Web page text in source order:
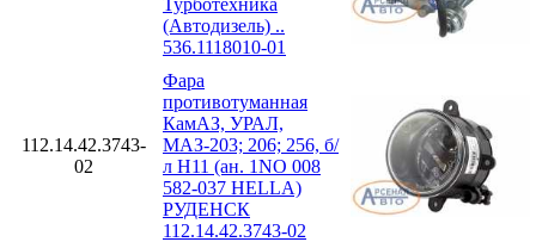
(Автодизель) ..
536.1118010-01
112.14.42.3743-
02
Фара
противотуманная
КамАЗ, УРАЛ,
МАЗ-203; 206; 256, б/
л H11 (ан. 1NO 008
582-037 HELLA)
РУДЕНСК
112.14.42.3743-02